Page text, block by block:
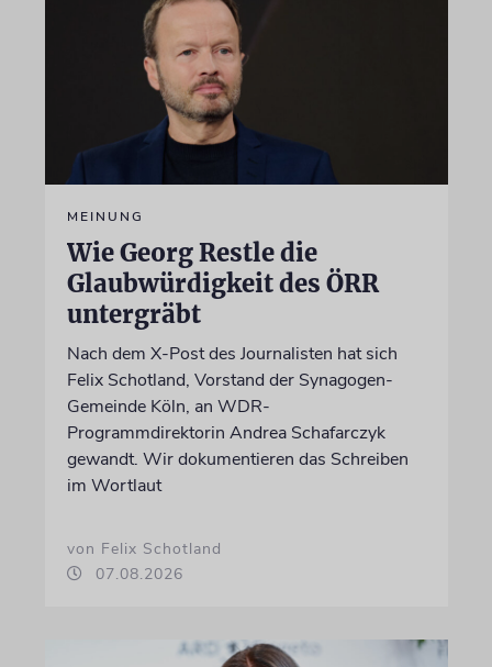
MEINUNG
Wie Georg Restle die
Glaubwürdigkeit des ÖRR
untergräbt
Nach dem X-Post des Journalisten hat sich
Felix Schotland, Vorstand der Synagogen-
Gemeinde Köln, an WDR-
Programmdirektorin Andrea Schafarczyk
gewandt. Wir dokumentieren das Schreiben
im Wortlaut
von Felix Schotland
07.08.2026